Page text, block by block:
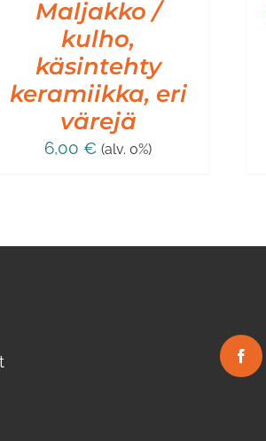
Maljakko /
kulho,
käsintehty
keramiikka, eri
värejä
6,00€ (alv. 0%)